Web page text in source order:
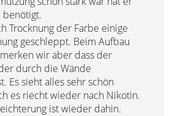
benötigt.
Trocknung der Farbe einige
geschleppt. Beim Aufbau
wir aber dass der
durch die Wände
Es sieht alles sehr schön
es riecht wieder nach Nikotin.
ist wieder dahin.